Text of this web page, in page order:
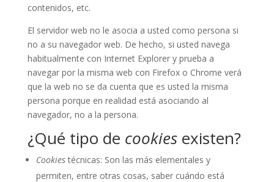
contenidos, etc.
El servidor web no le asocia a usted como persona si
no a su navegador web. De hecho, si usted navega
habitualmente con Internet Explorer y prueba a
navegar por la misma web con Firefox o Chrome verá
que la web no se da cuenta que es usted la misma
persona porque en realidad está asociando al
navegador, no a la persona.
¿Qué tipo de cookiesexisten?
Cookiestécnicas: Son las más elementales y
permiten, entre otras cosas, saber cuándo está